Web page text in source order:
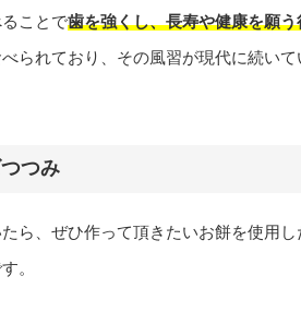
ことで歯を強くし、長寿や健康を願う
られており、その風習が現代に続いて
つみ
ら、ぜひ作って頂きたいお餅を使用し
。